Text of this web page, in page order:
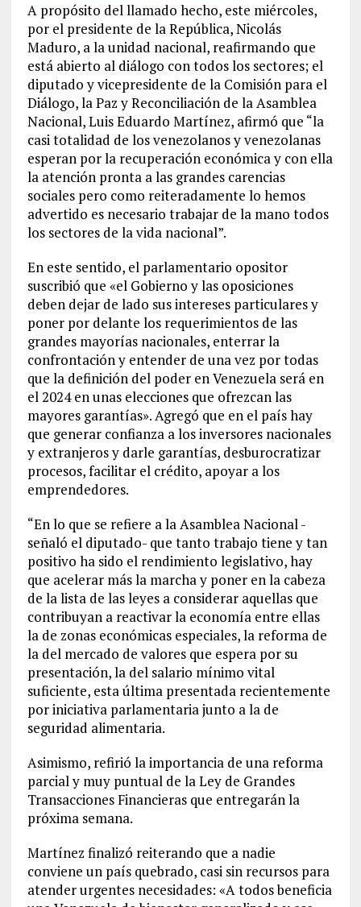
A propósito del llamado hecho, este miércoles,
por el presidente de la República, Nicolás
Maduro, a la unidad nacional, reafirmando que
está abierto al diálogo con todos los sectores; el
diputado y vicepresidente de la Comisión para el
Diálogo, la Paz y Reconciliación de la Asamblea
Nacional, Luis Eduardo Martínez, afirmó que “la
casi totalidad de los venezolanos y venezolanas
esperan por la recuperación económica y con ella
la atención pronta a las grandes carencias
sociales pero como reiteradamente lo hemos
advertido es necesario trabajar de la mano todos
los sectores de la vida nacional”.
En este sentido, el parlamentario opositor
suscribió que «el Gobierno y las oposiciones
deben dejar de lado sus intereses particulares y
poner por delante los requerimientos de las
grandes mayorías nacionales, enterrar la
confrontación y entender de una vez por todas
que la definición del poder en Venezuela será en
el 2024 en unas elecciones que ofrezcan las
mayores garantías». Agregó que en el país hay
que generar confianza a los inversores nacionales
y extranjeros y darle garantías, desburocratizar
procesos, facilitar el crédito, apoyar a los
emprendedores.
“En lo que se refiere a la Asamblea Nacional -
señaló el diputado- que tanto trabajo tiene y tan
positivo ha sido el rendimiento legislativo, hay
que acelerar más la marcha y poner en la cabeza
de la lista de las leyes a considerar aquellas que
contribuyan a reactivar la economía entre ellas
la de zonas económicas especiales, la reforma de
la del mercado de valores que espera por su
presentación, la del salario mínimo vital
suficiente, esta última presentada recientemente
por iniciativa parlamentaria junto a la de
seguridad alimentaria.
Asimismo, refirió la importancia de una reforma
parcial y muy puntual de la Ley de Grandes
Transacciones Financieras que entregarán la
próxima semana.
Martínez finalizó reiterando que a nadie
conviene un país quebrado, casi sin recursos para
atender urgentes necesidades: «A todos beneficia